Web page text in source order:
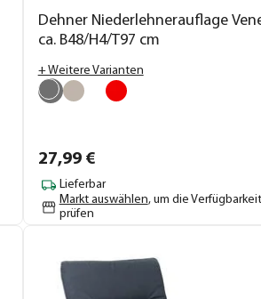
Dehner Niederlehnerauflage
ca. B48/H4/T97 cm
+ Weitere Varianten
27,99€
Lieferbar
Markt auswählen, um die
prüfen